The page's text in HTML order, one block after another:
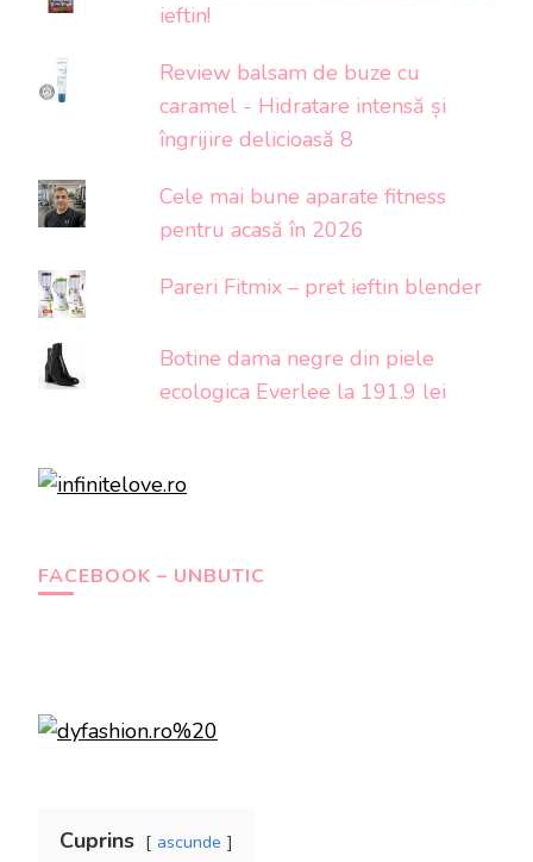
ieftin!
Review balsam de buze cu
caramel - Hidratare intensă și
îngrijire delicioasă 8
Cele mai bune aparate fitness
pentru acasă în 2026
Pareri Fitmix – pret ieftin blender
Botine dama negre din piele
ecologica Everlee la 191.9 lei
FACEBOOK – UNBUTIC
Cuprins ascunde